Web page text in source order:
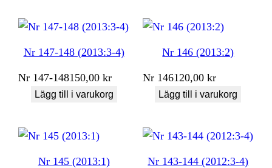
Nr 147-148 (2013:3-4)
Nr 147-148150,00kr
Lägg till i varukorg
Nr 146 (2013:2)
Nr 146120,00kr
Lägg till i varukorg
Nr 145 (2013:1) Nr 143-144 (2012:3-4)